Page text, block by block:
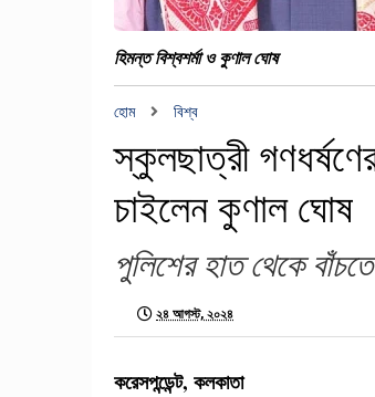
হিমন্ত বিশ্বশর্মা ও কুণাল ঘোষ
হোম বিশ্ব
স্কুলছাত্রী
চাইলেন কুণাল ঘোষ
পুলিশের হাত থেকে
২৪ আগস্ট, ২০২৪
করেসপন্ডেন্ট, কলকাতা